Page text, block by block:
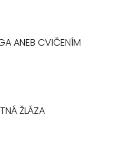
ANEB CVIČENÍM
ŽLÁZA